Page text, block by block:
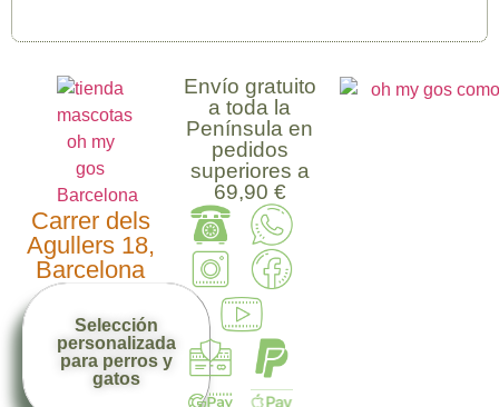
Carrer dels
Agullers 18,
Barcelona
Selección
personalizada
para perros y
gatos
Envío gratuito
a toda la
Península en
pedidos
superiores a
69,90 €